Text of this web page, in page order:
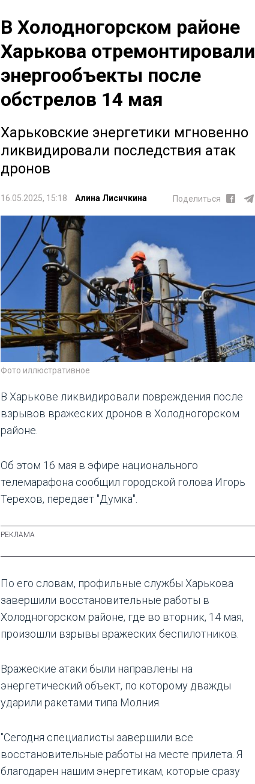
В Холодногорском районе
Харькова отремонтировали
энергообъекты после
обстрелов 14 мая
Харьковские энергетики мгновенно
ликвидировали последствия атак
дронов
16.05.2025, 15:18 Алина Лисичкина Поделиться
Фото иллюстративное
В Харькове ликвидировали повреждения после
взрывов вражеских дронов в Холодногорском
районе.
Об этом 16 мая в эфире национального
телемарафона сообщил городской голова Игорь
Терехов, передает "Думка".
По его словам, профильные службы Харькова
завершили восстановительные работы в
Холодногорском районе, где во вторник, 14 мая,
произошли взрывы вражеских беспилотников.
Вражеские атаки были направлены на
энергетический объект, по которому дважды
ударили ракетами типа Молния.
"Сегодня специалисты завершили все
восстановительные работы на месте прилета. Я
благодарен нашим энергетикам, которые сразу